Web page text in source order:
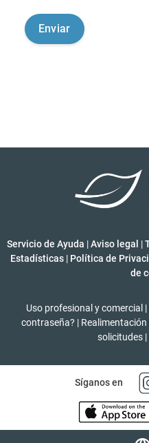
Servicio de Ayuda |Aviso legal |
Estadísticas | Política de
de
Uso profesional y comercial |
contraseña? | Realimentación
solicitudes |
Síganos en